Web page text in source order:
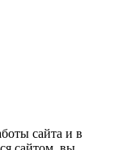
сайта и в